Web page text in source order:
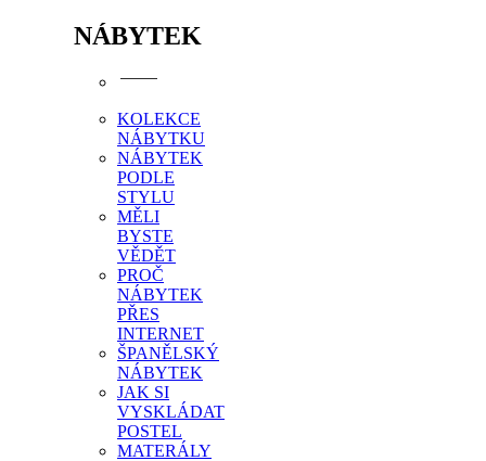
NÁBYTEK
KOLEKCE
NÁBYTKU
NÁBYTEK
PODLE
STYLU
MĚLI
BYSTE
VĚDĚT
PROČ
NÁBYTEK
PŘES
INTERNET
ŠPANĚLSKÝ
NÁBYTEK
JAK SI
VYSKLÁDAT
POSTEL
MATERÁLY